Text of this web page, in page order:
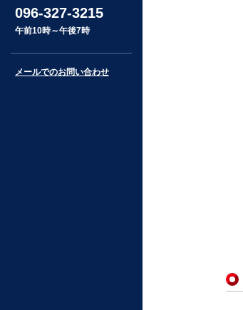
096-327-3215
午前10時～午後7時
メールでのお問い合わせ